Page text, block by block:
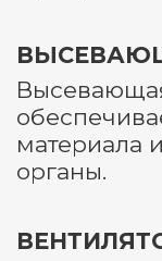
материала
органы.